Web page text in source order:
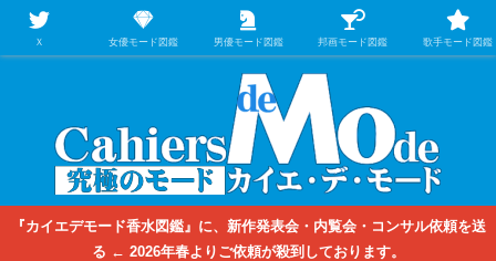
【映画/音楽の中のファッション＆香水】を徹底的に分析するファッション＆ア
パレル業界人のための学習サイト
『カイエデモード香水図鑑』に、新作発表会・内覧会・コンサル依頼を送
る ← 2026年春よりご依頼が殺到しております。
Ｘ 女優モード図鑑 男優モード図鑑 邦画モード図鑑 歌手モード図鑑